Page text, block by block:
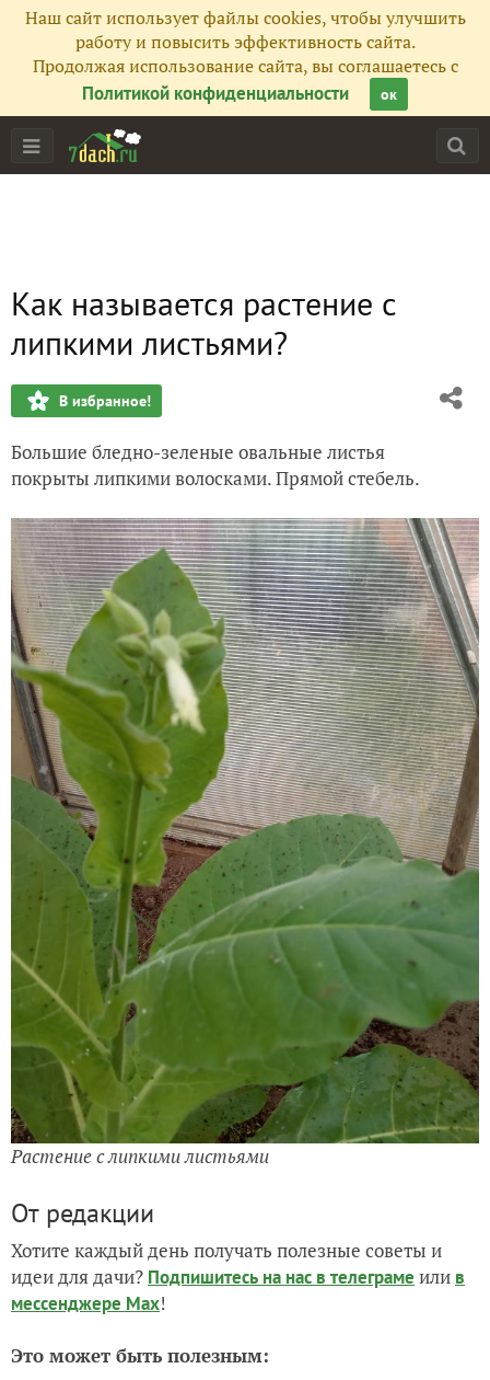
Наш сайт использует файлы cookies, чтобы улучшить
работу и повысить эффективность сайта.
Продолжая использование сайта, вы соглашаетесь с
Политикой конфиденциальности
ок
Как называется растение с
липкими листьями?
В избранное!
Большие бледно-зеленые овальные листья
покрыты липкими волосками. Прямой стебель.
Растение с липкими листьями
От редакции
Хотите каждый день получать полезные советы и
идеи для дачи? Подпишитесь на нас в телеграме или в
мессенджере Max!
Это может быть полезным: